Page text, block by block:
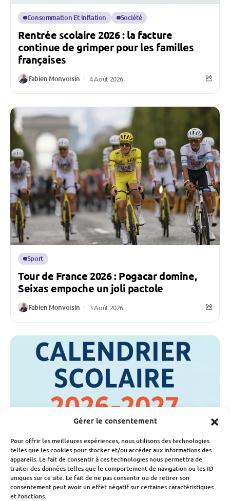
Gérer le consentement
Pour offrir les meilleures expériences, nous utilisons des technologies
telles que les cookies pour stocker et/ou accéder aux informations des
appareils. Le fait de consentir à ces technologies nous permettra de
traiter des données telles que le comportement de navigation ou les ID
uniques sur ce site. Le fait de ne pas consentir ou de retirer son
consentement peut avoir un effet négatif sur certaines caractéristiques
et fonctions.
Consommation Et Inflation Société
Rentrée scolaire 2026 : la facture
continue de grimper pour les familles
françaises
Fabien Monvoisin 4 Août 2026
Sport
Tour de France 2026 : Pogacar domine,
Seixas empoche un joli pactole
Fabien Monvoisin 3 Août 2026
Société